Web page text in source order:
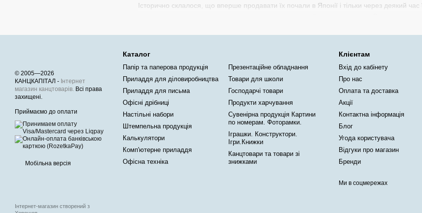
Історично склалося, що вперше продавати їх почали в Японії і тільки через деякий
Купити фломастери в Києві в магазині канцелярських товарів КанцКапітал дуже
самостійно можна приїхати в роздрібний магазин і зробити покупку.
© 2005—2026
КАНЦКАПІТАЛ - Інтернет
магазин канцтоварів. Всі права
захищені.
Приймаємо до оплати
Мобільна версія
Інтернет-магазин створений з
Каталог
Папір та паперова продукція
Приладдя для діловиробництва
Приладдя для письма
Офісні дрібниці
Настільні набори
Штемпельна продукція
Калькулятори
Комп'ютерне приладдя
Офісна техніка
Презентаційне обладнання
Товари для школи
Господарчі товари
Продукти харчування
Сувенірна продукція Картини
по номерам. Фоторамки.
Іграшки. Конструктори.
Ігри.Книжки
Канцтовари та товари зі
знижками
Клієнтам
Вхід до кабінету
Про нас
Оплата та доставка
Акції
Контактна інформація
Блог
Угода користувача
Відгуки про магазин
Бренди
Ми в соцмережах